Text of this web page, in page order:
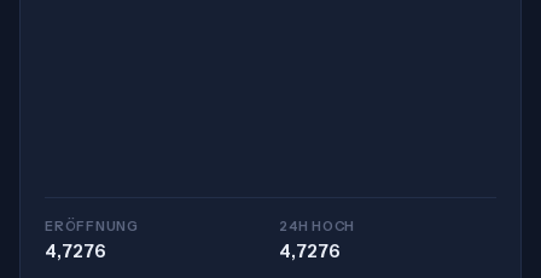
ERÖFFNUNG
4,7276
24H HOCH
4,7276